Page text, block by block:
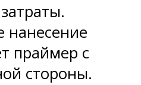
нанесение
праймер с
стороны.